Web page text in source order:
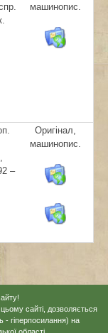
машинопис.
–
Оригінал,
машинопис.
сайті, дозволяється
- гіперпосилання) на